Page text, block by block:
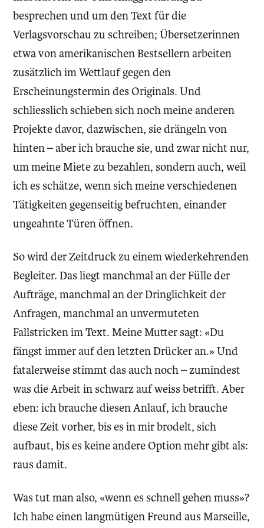
besprechen und um den Text für die
Verlagsvorschau zu schreiben; Übersetzerinnen
etwa von amerikanischen Bestsellern arbeiten
zusätzlich im Wettlauf gegen den
Erscheinungstermin des Originals. Und
schliesslich schieben sich noch meine anderen
Projekte davor, dazwischen, sie drängeln von
hinten – aber ich brauche sie, und zwar nicht nur,
um meine Miete zu bezahlen, sondern auch, weil
ich es schätze, wenn sich meine verschiedenen
Tätigkeiten gegenseitig befruchten, einander
ungeahnte Türen öffnen.
So wird der Zeitdruck zu einem wiederkehrenden
Begleiter. Das liegt manchmal an der Fülle der
Aufträge, manchmal an der Dringlichkeit der
Anfragen, manchmal an unvermuteten
Fallstricken im Text. Meine Mutter sagt: «Du
fängst immer auf den letzten Drücker an.» Und
fatalerweise stimmt das auch noch – zumindest
was die Arbeit in schwarz auf weiss betrifft. Aber
eben: ich brauche diesen Anlauf, ich brauche
diese Zeit vorher, bis es in mir brodelt, sich
aufbaut, bis es keine andere Option mehr gibt als:
raus damit.
Was tut man also, «wenn es schnell gehen muss»?
Ich habe einen langmütigen Freund aus Marseille,